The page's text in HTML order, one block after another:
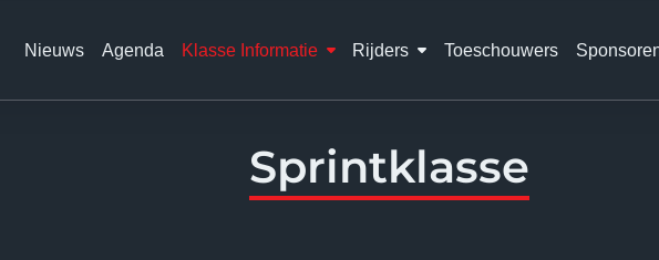
Nieuws Agenda Klasse Informatie Rijders Toeschouwers
Sprintklasse